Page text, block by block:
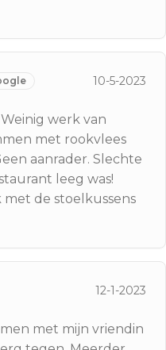
10-5-2023
werk van
met rookvlees
aanrader. Slechte
leeg was!
de stoelkussens
12-1-2023
met mijn vriendin